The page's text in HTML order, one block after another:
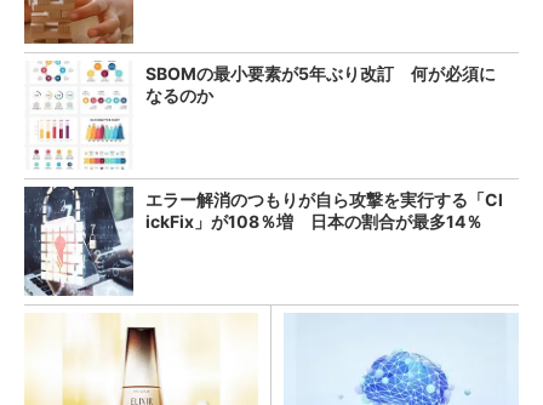
SBOMの最小要素が5年ぶり改訂 何が必須に
なるのか
エラー解消のつもりが自ら攻撃を実行する「Cl
ickFix」が108％増 日本の割合が最多14％